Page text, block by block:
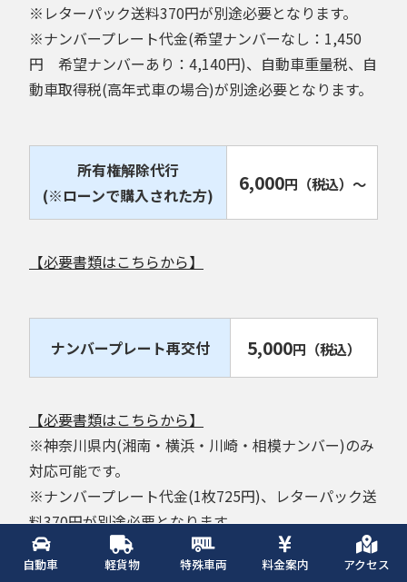
自動車 軽貨物 特殊車両 料金案内 アクセス
※レターパック送料370円が別途必要となります。
※ナンバープレート代金(希望ナンバーなし：1,450
円 希望ナンバーあり：4,140円)、自動車重量税、自
動車取得税(高年式車の場合)が別途必要となります。
所有権解除代行
(※ローンで購入された方)
6,000円 （税込） ～
【必要書類はこちらから】
ナンバープレート再交付 5,000円 （税込）
【必要書類はこちらから】
※神奈川県内(湘南・横浜・川崎・相模ナンバー)のみ
対応可能です。
※ナンバープレート代金(1枚725円)、レターパック送
料370円が別途必要となります。